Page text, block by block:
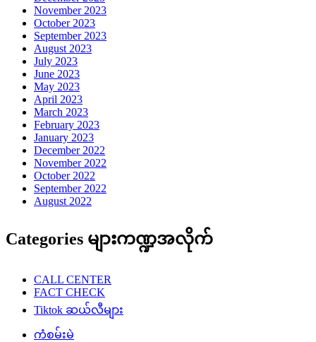
November 2023
October 2023
September 2023
August 2023
July 2023
June 2023
May 2023
April 2023
March 2023
February 2023
January 2023
December 2022
November 2022
October 2022
September 2022
August 2022
Categories များကဏ္ဍအလိုက်
CALL CENTER
FACT CHECK
Tiktok ဆယ်လီများ
ကံစမ်းမဲ